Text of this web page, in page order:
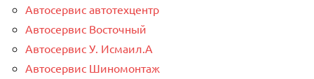
Автосервис автотехцентр
Автосервис Восточный
Автосервис У. Исмаил.А
Автосервис Шиномонтаж